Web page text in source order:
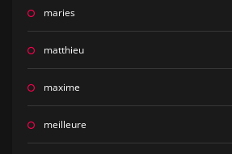
maries
matthieu
maxime
meilleure